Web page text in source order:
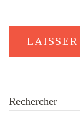
Rechercher